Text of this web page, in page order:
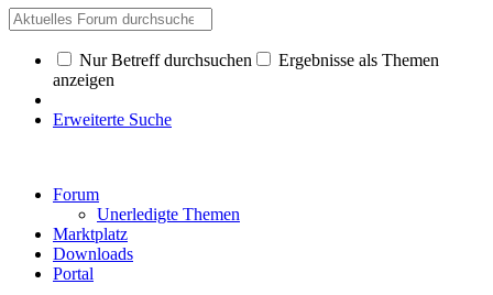
Nur Betreff durchsuchen
Ergebnisse als Themen
anzeigen
Erweiterte Suche
Forum
Unerledigte Themen
Marktplatz
Downloads
Portal